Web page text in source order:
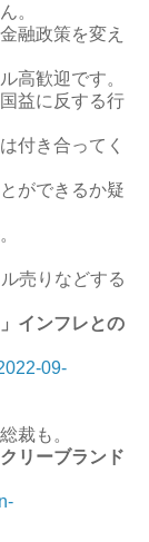
。
融政策を変え
高歓迎です。
益に反する行
付き合ってく
ができるか疑
売りなどする
インフレとの
09-
裁も。
リーブランド